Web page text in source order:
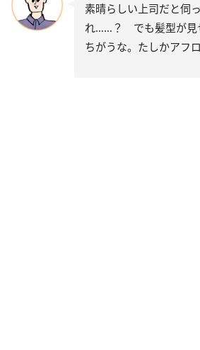
素晴らしい上司だと伺
れ……？ でも髪型が見
ちがうな。たしかアフ